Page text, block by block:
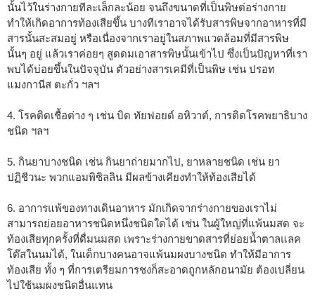
นั้นไว้ในร่างกายทีละเล็กละน้อย จนถึงขนาดที่เป็นพิษต่อร่างกาย
ทำให้เกิดอาการท้องเสียขึ้น บางทีเราอาจได้รับสารพิษจากอาหารที่มี
สารนั้นสะสมอยู่ หรือเนื่องจากเราอยู่ในสภาพแวดล้อมที่มีสารพิษ
นั้นๆ อยู่ แล้วเราค่อยๆ สูดดมเอาสารพิษนั้นเข้าไป ซึ่งเป็นปัญหาที่เรา
พบได้บ่อยขึ้นในปัจจุบัน ตัวอย่างสารเคมีที่เป็นพิษ เช่น ปรอท
แมงกานีส ตะกั่ว ฯลฯ
4. โรคติดเชื้อต่าง ๆ เช่น บิด ทัยฟอยด์ อหิวาต์, การติดโรคพยาธิบาง
ชนิด ฯลฯ
5. กินยาบางชนิด เช่น กินยาถ่ายมากไป, ยาหลายชนิด เช่น ยา
ปฏิชีวนะ พวกแอมพิซิลลิน มีผลข้างเคียงทำให้ท้องเสียได้
6. อาการแพ้ของทางเดินอาหาร มักเกิดจากร่างกายของเราไม่
สามารถย่อยอาหารชนิดหนึ่งชนิดใดได้ เช่น ในผู้ใหญ่ที่แพ้นมสด จะ
ท้องเสียทุกครั้งที่ดื่มนมสด เพราะร่างกายขาดสารที่ย่อยน้ำตาลแลค
โต๊สในนมได้, ในเด็กบางคนอาจแพ้นมผงบางชนิด ทำให้มีอาการ
ท้องเสีย ทั้ง ๆ ที่การเตรียมการชงก็สะอาดถูกหลักอนามัย ต้องเปลี่ยน
ไปใช้นมผงชนิดอื่นแทน